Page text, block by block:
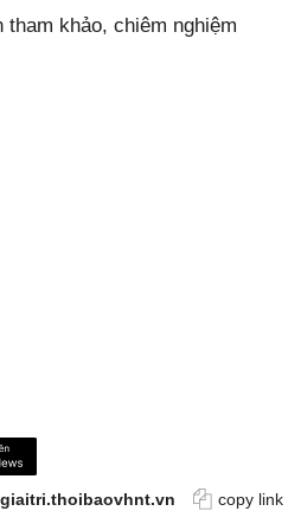
khảo, chiêm nghiệm
giaitri.thoibaovhnt.vn copy link